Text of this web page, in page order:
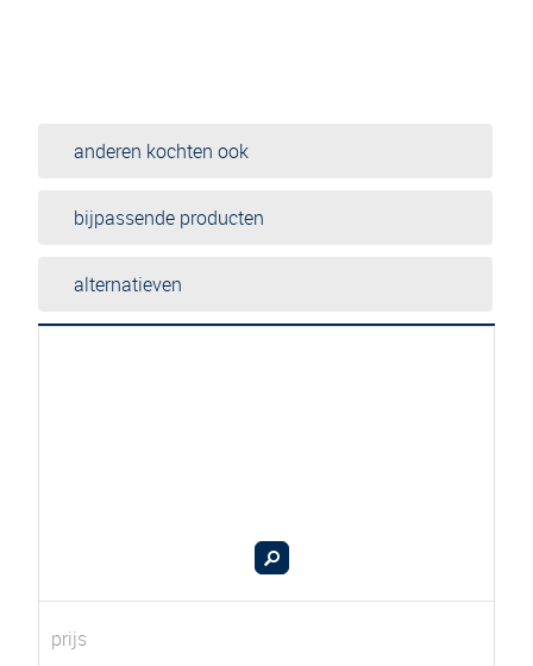
anderen kochten ook
bijpassende producten
alternatieven
prijs